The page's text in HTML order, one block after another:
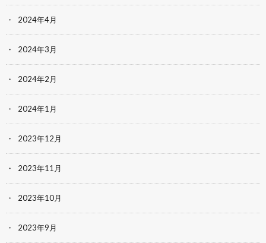
2024年4月
2024年3月
2024年2月
2024年1月
2023年12月
2023年11月
2023年10月
2023年9月